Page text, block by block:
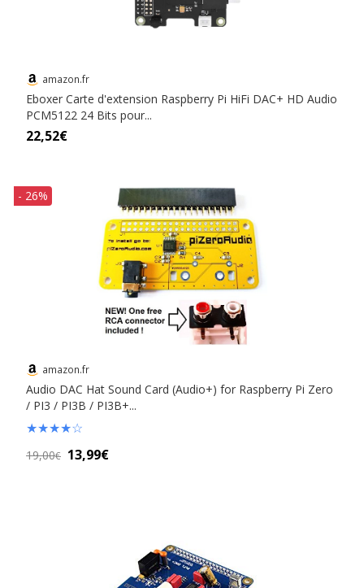
amazon.fr
Eboxer Carte d'extension Raspberry Pi HiFi DAC+ HD Audio
PCM5122 24 Bits pour...
22,52€
- 26%
amazon.fr
Audio DAC Hat Sound Card (Audio+) for Raspberry Pi Zero
/ PI3 / PI3B / PI3B+...
★★★★☆
19,00€ 13,99€